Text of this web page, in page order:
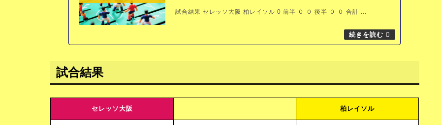
試合結果 セレッソ大阪 柏レイソル 0 前半 ０ ０ 後半 ０ ０ 合計 ...
試合結果
セレッソ大阪 柏レイソル